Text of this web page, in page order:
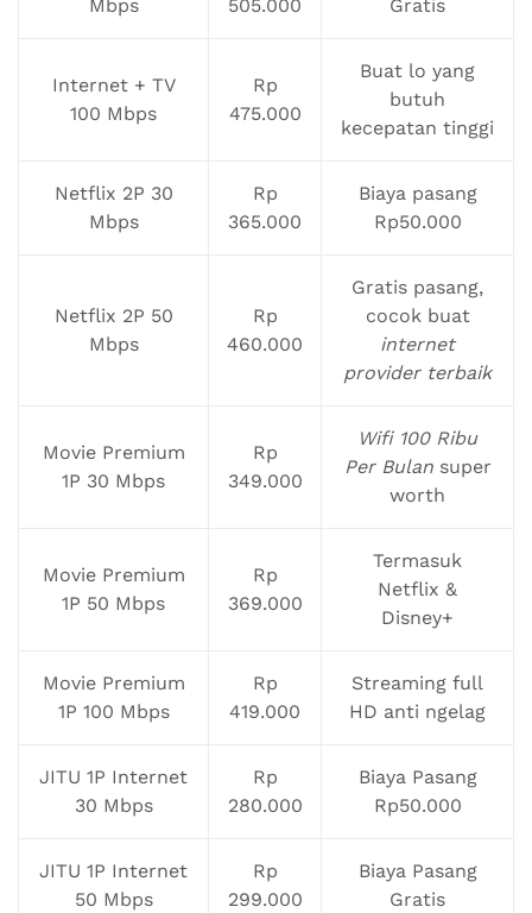
Mbps 505.000 Gratis
Internet + TV
100 Mbps
Rp
475.000
Buat lo yang
butuh
kecepatan tinggi
Netflix 2P 30
Mbps
Rp
365.000
Biaya pasang
Rp50.000
Netflix 2P 50
Mbps
Rp
460.000
Gratis pasang,
cocok buat
internet
provider terbaik
Movie Premium
1P 30 Mbps
Rp
349.000
Wifi 100 Ribu
Per Bulansuper
worth
Movie Premium
1P 50 Mbps
Rp
369.000
Termasuk
Netflix &
Disney+
Movie Premium
1P 100 Mbps
Rp
419.000
Streaming full
HD anti ngelag
JITU 1P Internet
30 Mbps
Rp
280.000
Biaya Pasang
Rp50.000
JITU 1P Internet
50 Mbps
Rp
299.000
Biaya Pasang
Gratis